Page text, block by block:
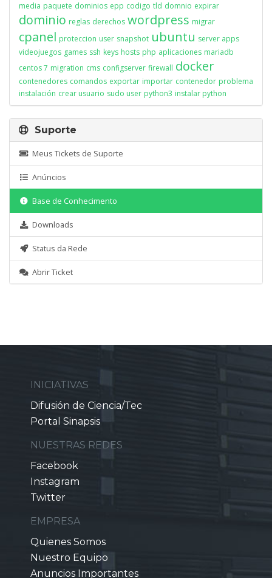
media paquete dominios epp codigo tld domnio expirar
dominio reglas derechos wordpress migrar
cpanel proteccion user snapshot ubuntu server apps
videojuegos games ssh keys hosts php aplicaciones mariadb
centos 7 migration cms configserver firewall docker
contenedores comandos exportar importar contenedor problema
instalación crear usuario sudo user python3 instalar python
Suporte
Meus Tickets de Suporte
Anúncios
Base de Conhecimento
Downloads
Status da Rede
Abrir Ticket
INICIATIVAS
Difusión de Ciencia/Tec
Portal Sinapsis
NUESTRAS REDES
Facebook
Instagram
Twitter
EMPRESA
Quienes Somos
Nuestro Equipo
Anuncios Importantes